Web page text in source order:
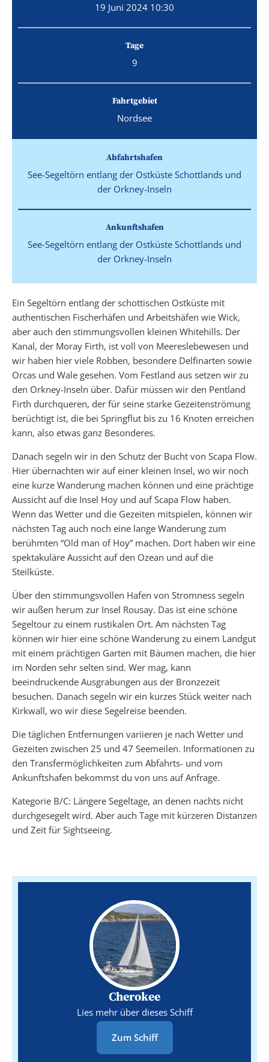
19 Juni 2024 10:30
Tage
9
Fahrtgebiet
Nordsee
Abfahrtshafen
See-Segeltörn entlang der Ostküste Schottlands und
der Orkney-Inseln
Ankunftshafen
See-Segeltörn entlang der Ostküste Schottlands und
der Orkney-Inseln
Ein Segeltörn entlang der schottischen Ostküste mit
authentischen Fischerhäfen und Arbeitshäfen wie Wick,
aber auch den stimmungsvollen kleinen Whitehills. Der
Kanal, der Moray Firth, ist voll von Meereslebewesen und
wir haben hier viele Robben, besondere Delfinarten sowie
Orcas und Wale gesehen. Vom Festland aus setzen wir zu
den Orkney-Inseln über. Dafür müssen wir den Pentland
Firth durchqueren, der für seine starke Gezeitenströmung
berüchtigt ist, die bei Springflut bis zu 16 Knoten erreichen
kann, also etwas ganz Besonderes.
Danach segeln wir in den Schutz der Bucht von Scapa Flow.
Hier übernachten wir auf einer kleinen Insel, wo wir noch
eine kurze Wanderung machen können und eine prächtige
Aussicht auf die Insel Hoy und auf Scapa Flow haben.
Wenn das Wetter und die Gezeiten mitspielen, können wir
nächsten Tag auch noch eine lange Wanderung zum
berühmten “Old man of Hoy” machen. Dort haben wir eine
spektakuläre Aussicht auf den Ozean und auf die
Steilküste.
Über den stimmungsvollen Hafen von Stromness segeln
wir außen herum zur Insel Rousay. Das ist eine schöne
Segeltour zu einem rustikalen Ort. Am nächsten Tag
können wir hier eine schöne Wanderung zu einem Landgut
mit einem prächtigen Garten mit Bäumen machen, die hier
im Norden sehr selten sind. Wer mag, kann
beeindruckende Ausgrabungen aus der Bronzezeit
besuchen. Danach segeln wir ein kurzes Stück weiter nach
Kirkwall, wo wir diese Segelreise beenden.
Die täglichen Entfernungen variieren je nach Wetter und
Gezeiten zwischen 25 und 47 Seemeilen. Informationen zu
den Transfermöglichkeiten zum Abfahrts- und vom
Ankunftshafen bekommst du von uns auf Anfrage.
Kategorie B/C: Längere Segeltage, an denen nachts nicht
durchgesegelt wird. Aber auch Tage mit kürzeren Distanzen
und Zeit für Sightseeing.
Cherokee
Lies mehr über dieses Schiff
Zum Schiff